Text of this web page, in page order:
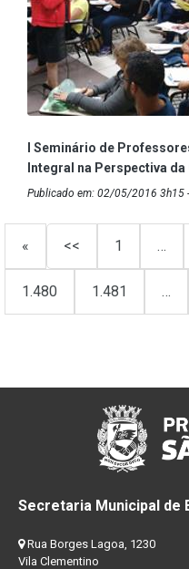
I Seminário de
Integral na Perspectiva
Publicado em: 02/05/2016 3h15
« << 1 …
1.480 1.481 …
Secretaria Municipal de
Rua Borges Lagoa, 1230
Vila Clementino